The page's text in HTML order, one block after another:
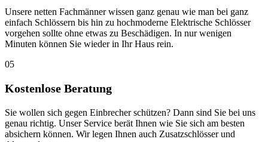
Unsere netten Fachmänner wissen ganz genau wie man bei ganz
einfach Schlössern bis hin zu hochmoderne Elektrische Schlösser
vorgehen sollte ohne etwas zu Beschädigen. In nur wenigen
Minuten können Sie wieder in Ihr Haus rein.
05
Kostenlose Beratung
Sie wollen sich gegen Einbrecher schützen? Dann sind Sie bei uns
genau richtig. Unser Service berät Ihnen wie Sie sich am besten
absichern können. Wir legen Ihnen auch Zusatzschlösser und